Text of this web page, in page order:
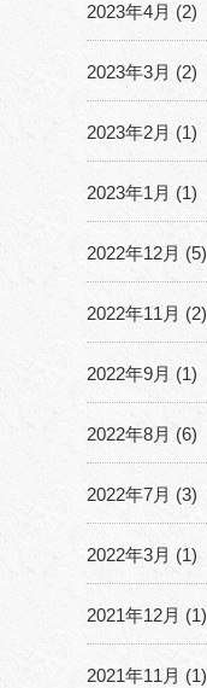
2023年4月 (2)
2023年3月 (2)
2023年2月 (1)
2023年1月 (1)
2022年12月 (5)
2022年11月 (2)
2022年9月 (1)
2022年8月 (6)
2022年7月 (3)
2022年3月 (1)
2021年12月 (1)
2021年11月 (1)